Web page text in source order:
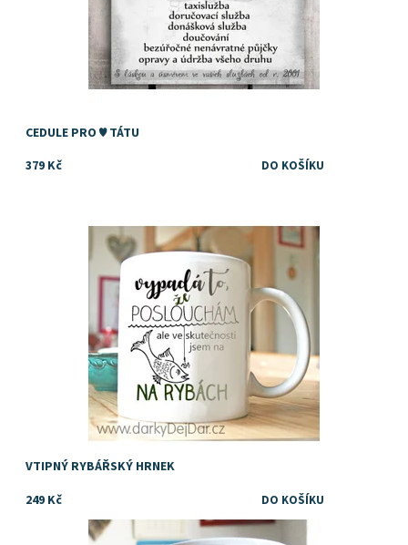
CEDULE PRO ♥ TÁTU
379 Kč
Dostupnost:
Skladem
DejDar
VTIPNÝ RYBÁŘSKÝ HRNEK
249 Kč
Dostupnost:
Skladem